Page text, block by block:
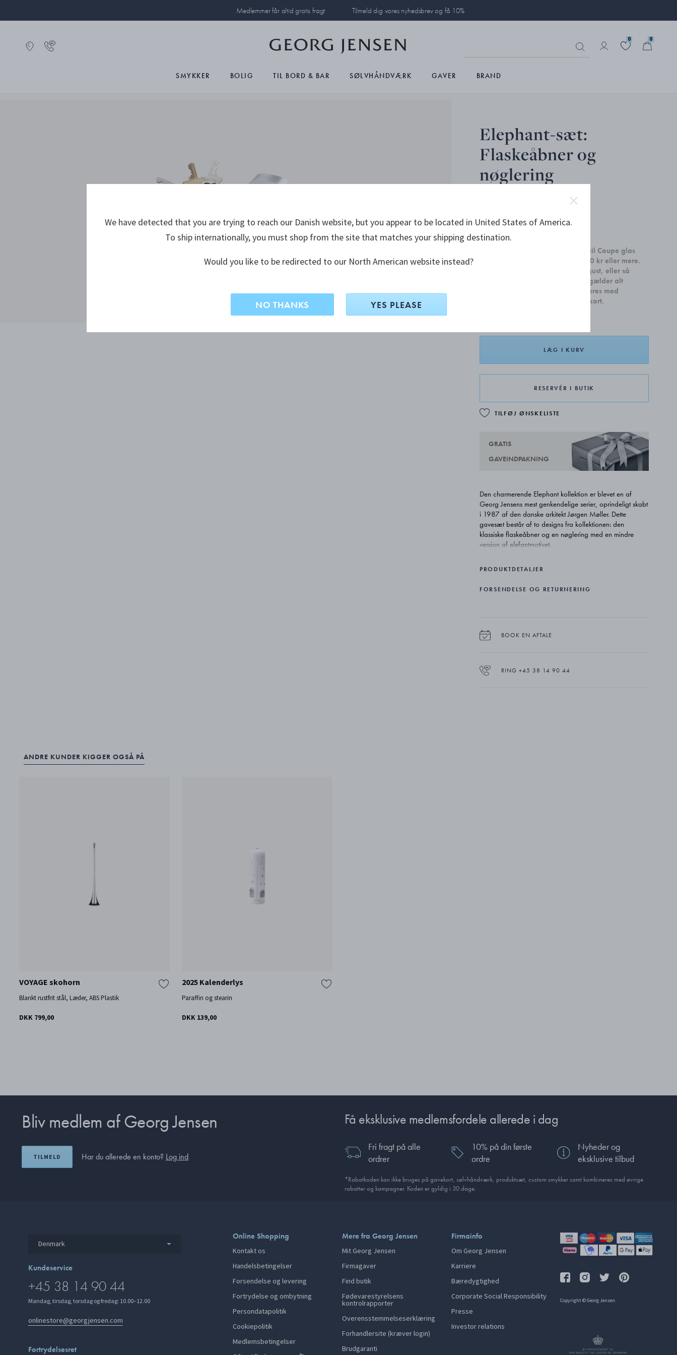
Medlemmer får altid gratis fragt Tilmeld dig vores nyhedsbrev og få 10%
0 0
SMYKKER BOLIG TIL BORD & BAR SØLVHÅNDVÆRK GAVER BRAND
Elephant-sæt:
Flaskeåbner og
nøglering
DKK 499,00
Modtag et sæt med to Sky Cocktail Coupe glas
ved køb af boligtilbehør for 2.500 kr eller mere.
Kampagnen gælder indtil 31. august, eller så
længe lager haves. Kampagnen gælder alt
boligdesign og kan ikke kombineres med
smykker, sølvhåndværk og gavekort.
LÆG I KURV
RESERVÉR I BUTIK
TILFØJ ØNSKELISTE
GRATIS
GAVEINDPAKNING
Den charmerende Elephant kollektion er blevet en af
Georg Jensens mest genkendelige serier, oprindeligt skabt
i 1987 af den danske arkitekt Jørgen Møller. Dette
gavesæt består af to designs fra kollektionen: den
klassiske flaskeåbner og en nøglering med en mindre
version af elefantmotivet.
PRODUKTDETALJER
FORSENDELSE OG RETURNERING
BOOK EN AFTALE
RING +45 38 14 90 44
ANDRE KUNDER KIGGER OGSÅ PÅ
VOYAGE skohorn
Blankt rustfrit stål, Læder, ABS Plastik
DKK 799,00
2025 Kalenderlys
Paraffin og stearin
DKK 139,00
Bliv medlem af Georg Jensen
TILMELD Har du allerede en konto? Log ind
Få eksklusive medlemsfordele allerede i dag
Fri fragt på alle
ordrer
10% på din første
ordre
Nyheder og
eksklusive tilbud
*Rabatkoden kan ikke bruges på gavekort, sølvhåndværk, produktsæt, custom smykker samt kombineres med øvrige
rabatter og kampagner. Koden er gyldig i 30 dage.
Denmark
Kundeservice
+45 38 14 90 44
Mandag, tirsdag, torsdag og fredag: 10.00–12.00
onlinestore@georgjensen.com
Fortrydelsesret
Online Shopping
Kontakt os
Handelsbetingelser
Forsendelse og levering
Fortrydelse og ombytning
Persondatapolitik
Cookiepolitik
Medlemsbetingelser
Mere fra Georg Jensen
Mit Georg Jensen
Firmagaver
Find butik
Fødevarestyrelsens
kontrolrapporter
Overensstemmelseserklæring
Forhandlersite (kræver login)
Brudgaranti
Firmainfo
Om Georg Jensen
Karriere
Bæredygtighed
Corporate Social Responsibility
Presse
Investor relations
Copyright © Georg Jensen.
We have detected that you are trying to reach our Danish website, but you appear to be located in United States of America.
To ship internationally, you must shop from the site that matches your shipping destination.
Would you like to be redirected to our North American website instead?
NO THANKS YES PLEASE